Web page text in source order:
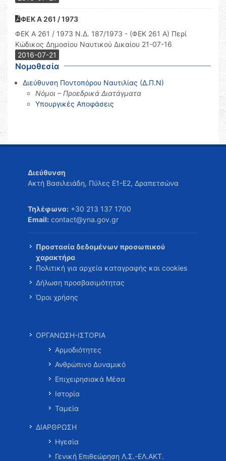
ΦΕΚ Α 261 / 1973
ΦΕΚ Α 261 / 1973 Ν.Δ. 187/1973 - (ΦΕΚ 261 A) Περί
Κώδικος Δημοσίου Ναυτικού Δικαίου 21-07-16
2016-07-21
Νομοθεσία
Διεύθυνση Ποντοπόρου Ναυτιλίας (Δ.Π.Ν)
Νόμοι – Προεδρικά Διατάγματα
Υπουργικές Αποφάσεις
Διεύθυνση
Ακτή Βασιλειάδη, Πύλες Ε1-Ε2, Δραπετσώνα
Τηλέφωνο: +30 213 137 1700
Email: contact@yna.gov.gr
Προστασία δεδομένων προσωπικού
χαρακτήρα
Πολιτική για αρχεία καταγραφής και cookies
Δήλωση προσβασιμότητας
Όροι χρήσης
ΟΡΓΑΝΩΣΗ-ΙΣΤΟΡΙΑ
Αρμοδιότητες
Ανθρώπινο Δυναμικό
Επιχειρησιακά Μέσα
Ιστορία
Ταμεία
ΔΙΑΡΘΡΩΣΗ
Ηγεσία
Γενική Επιθεώρηση Λ.Σ.-ΕΛ.ΑΚΤ.